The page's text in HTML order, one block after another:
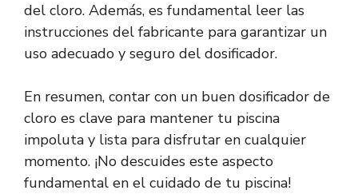
del cloro. Además, es fundamental leer las
instrucciones del fabricante para garantizar un
uso adecuado y seguro del dosificador.
En resumen, contar con un buen dosificador de
cloro es clave para mantener tu piscina
impoluta y lista para disfrutar en cualquier
momento. ¡No descuides este aspecto
fundamental en el cuidado de tu piscina!